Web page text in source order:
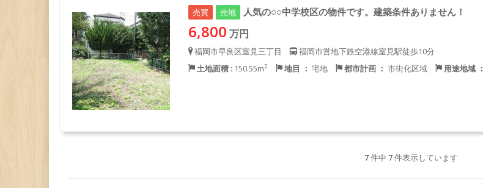
売買 売地 人気の○○中学校区の物件です。建築条件ありません！
6,800 万円
福岡市早良区室見三丁目
福岡市営地下鉄空港線室見駅徒歩10分
土地面積 :150.55m2 地目 ： 宅地 都市計画 ： 市街化区域 用途地域 ：
7件中 7件表示しています